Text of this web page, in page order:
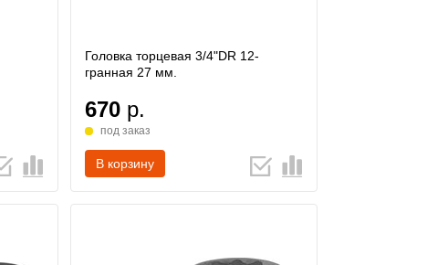
Головка торцевая 3/4"DR 12-
гранная 27 мм.
670р.
под заказ
В корзину